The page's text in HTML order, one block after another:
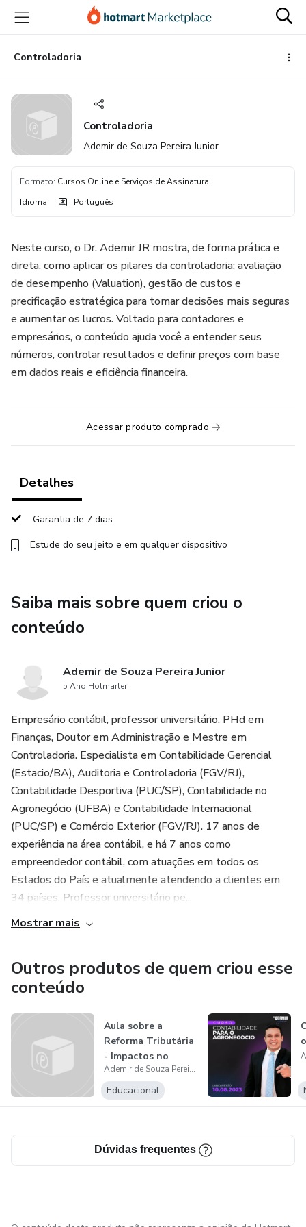
para
conteúdo
principal
para
pagamento
para
rodapéControladoria
Controladoria
Ademir de Souza Pereira Junior
Formato: Cursos Online e Serviços de Assinatura
Idioma: Português
Neste curso, o Dr. Ademir JR mostra, de forma prática e
direta, como aplicar os pilares da controladoria; avaliação
de desempenho (Valuation), gestão de custos e
precificação estratégica para tomar decisões mais seguras
e aumentar os lucros. Voltado para contadores e
empresários, o conteúdo ajuda você a entender seus
números, controlar resultados e definir preços com base
em dados reais e eficiência financeira.
Acessar produto comprado
Detalhes
Garantia de 7 dias
Estude do seu jeito e em qualquer dispositivo
Saiba mais sobre quem criou o
conteúdo
Ademir de Souza Pereira Junior
5 Ano Hotmarter
Empresário contábil, professor universitário. PHd em
Finanças, Doutor em Administração e Mestre em
Controladoria. Especialista em Contabilidade Gerencial
(Estacio/BA), Auditoria e Controladoria (FGV/RJ),
Contabilidade Desportiva (PUC/SP), Contabilidade no
Agronegócio (UFBA) e Contabilidade Internacional
(PUC/SP) e Comércio Exterior (FGV/RJ). 17 anos de
experiência na área contábil, e há 7 anos como
empreendedor contábil, com atuações em todos os
Estados do País e atualmente atendendo a clientes em
34 países. Professor universitário pe...
Mostrar mais
Outros produtos de quem criou esse
conteúdo
Aula sobre a
Reforma Tributária
- Impactos no
Comércio Exter... Ademir de Souza Pereira Junior
Educacional
Dúvidas frequentes